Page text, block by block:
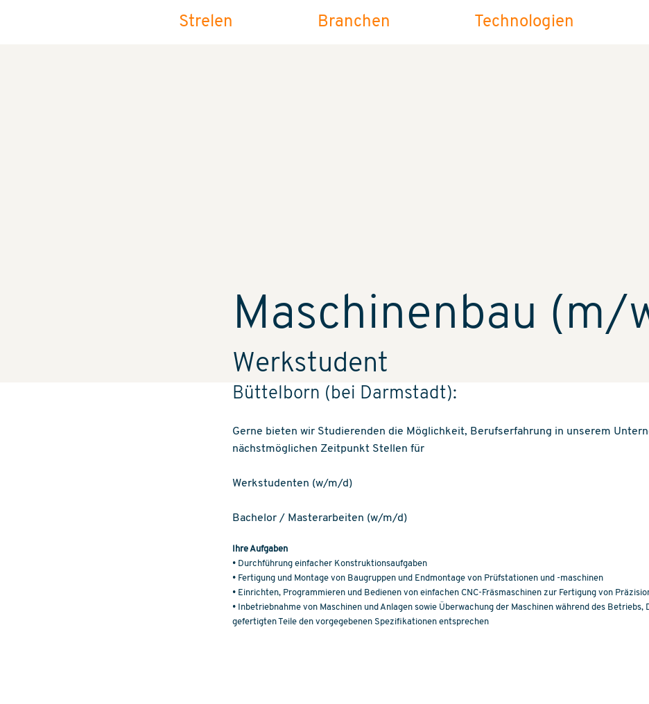
Strelen Branchen Technologien
Maschinenbau (m/
Werkstudent
Büttelborn (bei Darmstadt):
Gerne bieten wir Studierenden die Möglichkeit, Berufserfahrung in unserem
nächstmöglichen Zeitpunkt Stellen für
Werkstudenten (w/m/d)
Bachelor / Masterarbeiten (w/m/d)
Ihre Aufgaben
• Durchführung einfacher Konstruktionsaufgaben
• Fertigung und Montage von Baugruppen und Endmontage von Prüfstationen und -maschinen
• Einrichten, Programmieren und Bedienen von einfachen CNC-Fräsmaschinen zur Fertigung von
• Inbetriebnahme von Maschinen und Anlagen sowie Überwachung der Maschinen während des
gefertigten Teile den vorgegebenen Spezifikationen entsprechen